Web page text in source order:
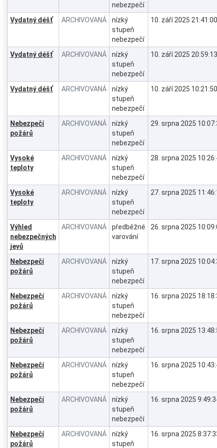
nebezpečí
Vydatný déšť ARCHIVOVANÁ
nízký
stupeň
nebezpečí
10. září 2025 21:41:00
Vydatný déšť ARCHIVOVANÁ
nízký
stupeň
nebezpečí
10. září 2025 20:59:13
Vydatný déšť ARCHIVOVANÁ
nízký
stupeň
nebezpečí
10. září 2025 10:21:50
Nebezpečí
požárů
ARCHIVOVANÁ
nízký
stupeň
nebezpečí
29. srpna 2025
Vysoké
teploty
ARCHIVOVANÁ
nízký
stupeň
nebezpečí
28. srpna 2025
Vysoké
teploty
ARCHIVOVANÁ
nízký
stupeň
nebezpečí
27. srpna 2025
Výhled
nebezpečných
jevů
ARCHIVOVANÁ
předběžné
varování
26. srpna 2025
Nebezpečí
požárů
ARCHIVOVANÁ
nízký
stupeň
nebezpečí
17. srpna 2025
Nebezpečí
požárů
ARCHIVOVANÁ
nízký
stupeň
nebezpečí
16. srpna 2025
Nebezpečí
požárů
ARCHIVOVANÁ
nízký
stupeň
nebezpečí
16. srpna 2025
Nebezpečí
požárů
ARCHIVOVANÁ
nízký
stupeň
nebezpečí
16. srpna 2025
Nebezpečí
požárů
ARCHIVOVANÁ
nízký
stupeň
nebezpečí
16. srpna 2025
Nebezpečí
požárů
ARCHIVOVANÁ
nízký
stupeň
16. srpna 2025